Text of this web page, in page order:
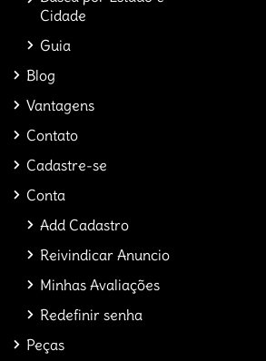
Cidade
Guia
Blog
Vantagens
Contato
Cadastre-se
Conta
Add Cadastro
Reivindicar Anuncio
Minhas Avaliações
Redefinir senha
Peças